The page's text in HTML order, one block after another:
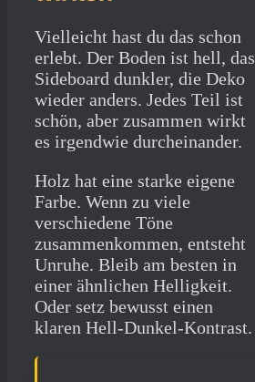
Vielleicht hast du das schon
erlebt. Der Boden ist hell, das
Sideboard dunkler, die Deko
wieder anders. Jedes Teil ist
schön, aber zusammen wirkt
es irgendwie durcheinander.
Holz hat eine starke eigene
Farbe. Wenn zu viele
verschiedene Töne
zusammenkommen, entsteht
Unruhe. Bleib am besten in
einer ähnlichen Helligkeit.
Oder setz bewusst einen
klaren Hell-Dunkel-Kontrast.